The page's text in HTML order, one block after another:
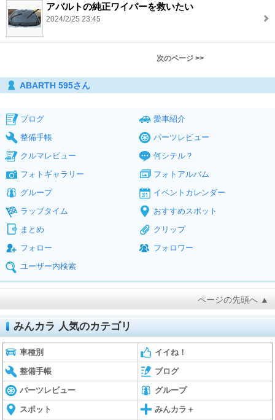
アバルトの純正ワイパーを救いたい
2024/2/25 23:45
次のページ >>
ABARTH 595さん
ブログ
愛車紹介
整備手帳
パーツレビュー
クルマレビュー
何シテル？
フォトギャラリー
フォトアルバム
グループ
イベントカレンダー
ラップタイム
おすすめスポット
まとめ
クリップ
フォロー
フォロワー
ユーザー内検索
ページの先頭へ ▲
みんカラ 人気のカテゴリ
車種別 イイね！
整備手帳 ブログ
パーツレビュー グループ
スポット みんカラ＋